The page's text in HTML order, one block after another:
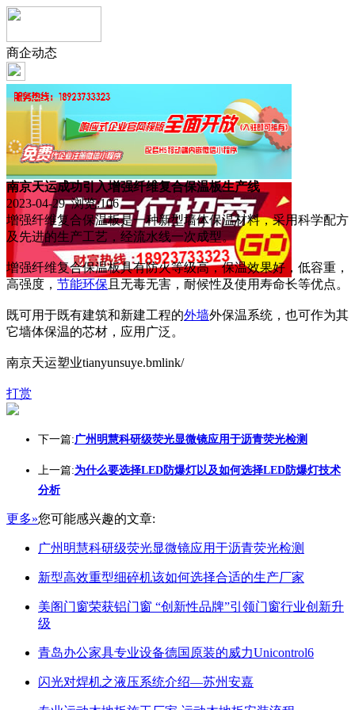
商企动态
南京天运成功引入增强纤维复合保温板生产线
2023-04-29 浏览:106
增强纤维复合保温板是一种新型墙体保温材料，采用科学配方
及先进的生产工艺，经流水线一次成型。
增强纤维复合保温板具有防火等级高，保温效果好，低容重，
高强度， 节能环保 且无毒无害，耐候性及使用寿命长等优点。
既可用于既有建筑和新建工程的外墙外保温系统，也可作为其
它墙体保温的芯材，应用广泛。
南京天运塑业tianyunsuye.bmlink/
打赏
下一篇:广州明慧科研级荧光显微镜应用于沥青荧光检测
上一篇:为什么要选择LED防爆灯以及如何选择LED防爆灯技术
分析
更多»您可能感兴趣的文章:
广州明慧科研级荧光显微镜应用于沥青荧光检测
新型高效重型细碎机该如何选择合适的生产厂家
美阁门窗荣获铝门窗 “创新性品牌”引领门窗行业创新升
级
青岛办公家具专业设备德国原装的威力Unicontrol6
闪光对焊机之液压系统介绍—苏州安嘉